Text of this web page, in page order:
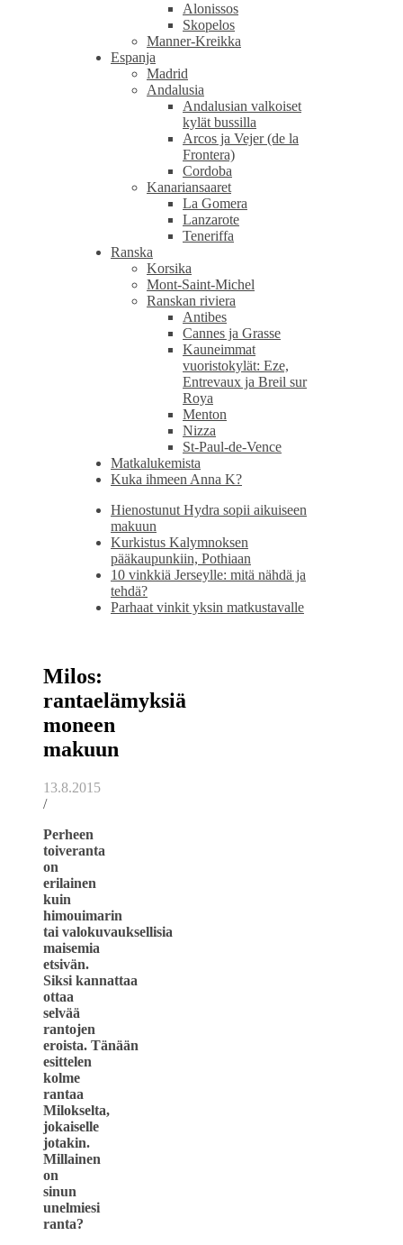
Alonissos
Skopelos
Manner-Kreikka
Espanja
Madrid
Andalusia
Andalusian valkoiset
kylät bussilla
Arcos ja Vejer (de la
Frontera)
Cordoba
Kanariansaaret
La Gomera
Lanzarote
Teneriffa
Ranska
Korsika
Mont-Saint-Michel
Ranskan riviera
Antibes
Cannes ja Grasse
Kauneimmat
vuoristokylät: Eze,
Entrevaux ja Breil sur
Roya
Menton
Nizza
St-Paul-de-Vence
Matkalukemista
Kuka ihmeen Anna K?
Hienostunut Hydra sopii aikuiseen
makuun
Kurkistus Kalymnoksen
pääkaupunkiin, Pothiaan
10 vinkkiä Jerseylle: mitä nähdä ja
tehdä?
Parhaat vinkit yksin matkustavalle
Milos:
rantaelämyksiä
moneen
makuun
13.8.2015
/
Perheen
toiveranta
on
erilainen
kuin
himouimarin
tai valokuvauksellisia
maisemia
etsivän.
Siksi kannattaa
ottaa
selvää
rantojen
eroista. Tänään
esittelen
kolme
rantaa
Milokselta,
jokaiselle
jotakin.
Millainen
on
sinun
unelmiesi
ranta?